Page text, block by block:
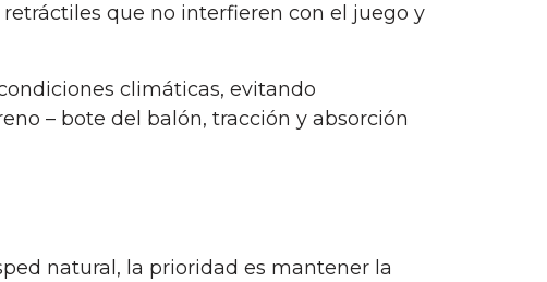
que no interfieren con el juego y
climáticas, evitando
– bote del balón, tracción y absorción
natural, la prioridad es mantener la